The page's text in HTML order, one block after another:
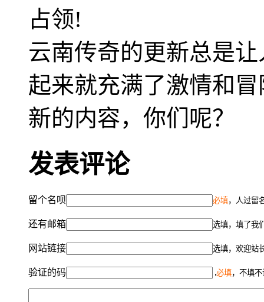
占领!
云南传奇的更新总是
起来就充满了激情和
新的内容，你们呢？
发表评论
留个名呗 必填，人过留
还有邮箱 选填，填了我
网站链接 选填，欢迎站
验证的码 必填，不填